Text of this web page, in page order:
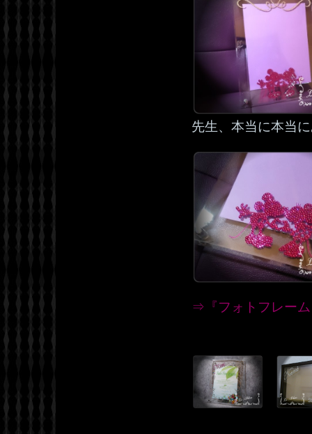
先生、本当に本当
⇒『フォトフレー